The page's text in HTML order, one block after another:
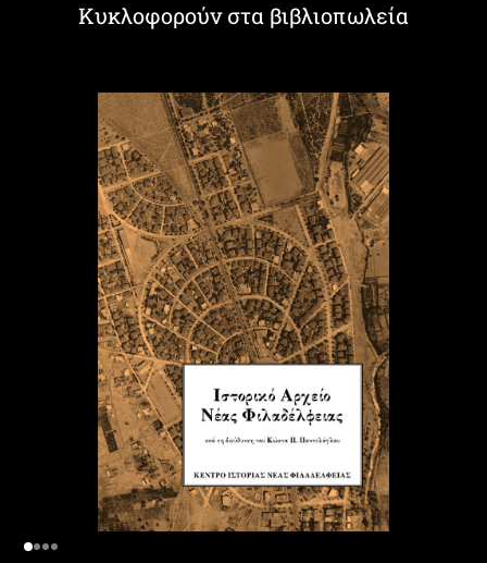
Κυκλοφορούν στα βιβλιοπωλεία